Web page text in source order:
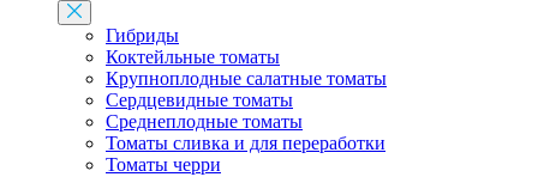
Гибриды
Коктейльные томаты
Крупноплодные салатные томаты
Сердцевидные томаты
Среднеплодные томаты
Томаты сливка и для переработки
Томаты черри